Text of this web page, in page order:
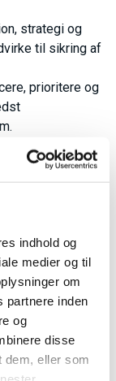
indhold og
medier og til
om
partnere inden
og
disse
dem, eller som
strategi og
til sikring af
prioritere og
som personligt
som helhed.
til egen
på at matche
etablere
mennesker og
modstand,